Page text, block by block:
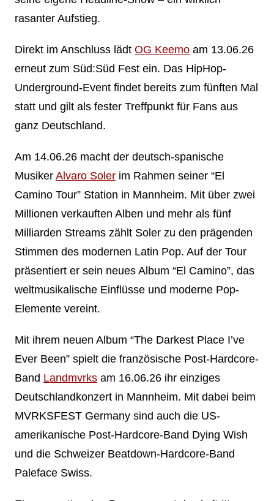
rasanter Aufstieg.
Direkt im Anschluss lädt OG Keemoam 13.06.26
erneut zum Süd:Süd Fest ein. Das HipHop-
Underground-Event findet bereits zum fünften Mal
statt und gilt als fester Treffpunkt für Fans aus
ganz Deutschland.
Am 14.06.26 macht der deutsch-spanische
Musiker Alvaro Solerim Rahmen seiner “El
Camino Tour” Station in Mannheim. Mit über zwei
Millionen verkauften Alben und mehr als fünf
Milliarden Streams zählt Soler zu den prägenden
Stimmen des modernen Latin Pop. Auf der Tour
präsentiert er sein neues Album “El Camino”, das
weltmusikalische Einflüsse und moderne Pop-
Elemente vereint.
Mit ihrem neuen Album “The Darkest Place I’ve
Ever Been” spielt die französische Post-Hardcore-
Band Landmvrksam 16.06.26 ihr einziges
Deutschlandkonzert in Mannheim. Mit dabei beim
MVRKSFEST Germany sind auch die US-
amerikanische Post-Hardcore-Band Dying Wish
und die Schweizer Beatdown-Hardcore-Band
Paleface Swiss.